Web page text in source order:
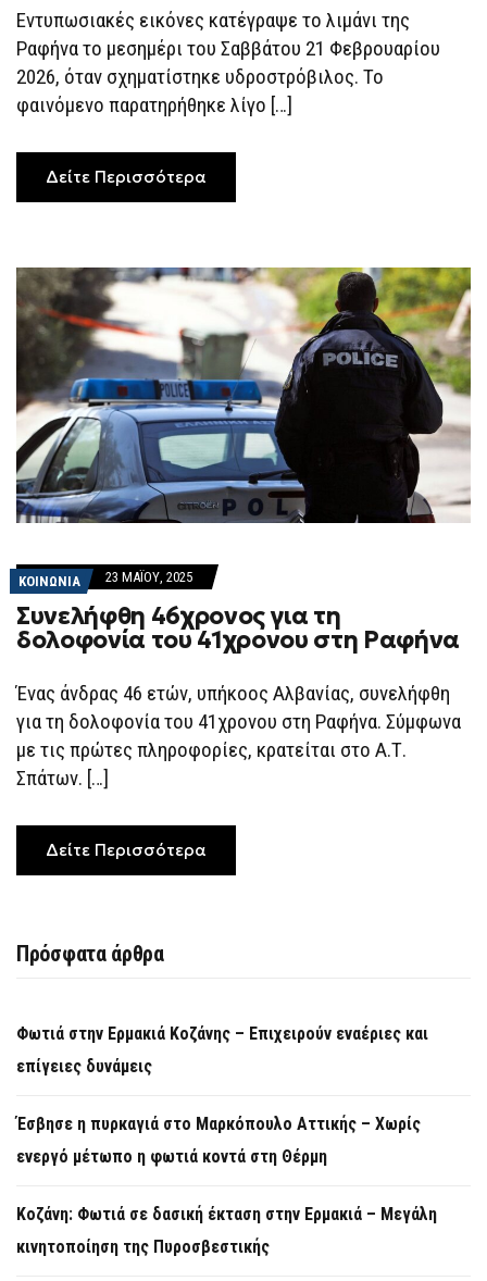
Εντυπωσιακές εικόνες κατέγραψε το λιμάνι της
Ραφήνα το μεσημέρι του Σαββάτου 21 Φεβρουαρίου
2026, όταν σχηματίστηκε υδροστρόβιλος. Το
φαινόμενο παρατηρήθηκε λίγο […]
Δείτε Περισσότερα
ΚΟΙΝΩΝΙΑ 23 ΜΑΪ́ΟΥ, 2025
Συνελήφθη 46χρονος για τη
δολοφονία του 41χρονου στη Ραφήνα
Ένας άνδρας 46 ετών, υπήκοος Αλβανίας, συνελήφθη
για τη δολοφονία του 41χρονου στη Ραφήνα. Σύμφωνα
με τις πρώτες πληροφορίες, κρατείται στο Α.Τ.
Σπάτων. […]
Δείτε Περισσότερα
Πρόσφατα άρθρα
Φωτιά στην Ερμακιά Κοζάνης – Επιχειρούν εναέριες και
επίγειες δυνάμεις
Έσβησε η πυρκαγιά στο Μαρκόπουλο Αττικής – Χωρίς
ενεργό μέτωπο η φωτιά κοντά στη Θέρμη
Κοζάνη: Φωτιά σε δασική έκταση στην Ερμακιά – Μεγάλη
κινητοποίηση της Πυροσβεστικής